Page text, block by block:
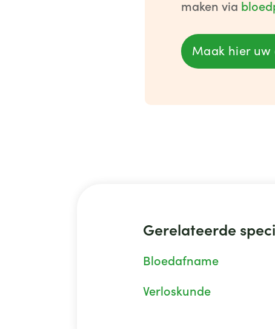
maken via
Maak hier
Gerelateerde
Bloedafname
Verloskunde